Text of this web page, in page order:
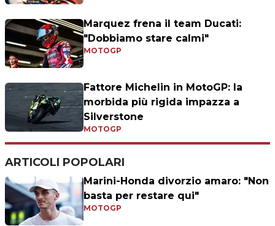
Marquez frena il team Ducati:
"Dobbiamo stare calmi"
MOTOGP
Fattore Michelin in MotoGP: la
morbida più rigida impazza a
Silverstone
MOTOGP
ARTICOLI POPOLARI
Marini-Honda divorzio amaro: "Non
basta per restare qui"
MOTOGP